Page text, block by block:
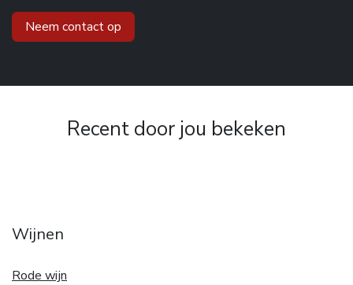
Neem contact op
Recent door jou bekeken
Wijnen
Rode wijn